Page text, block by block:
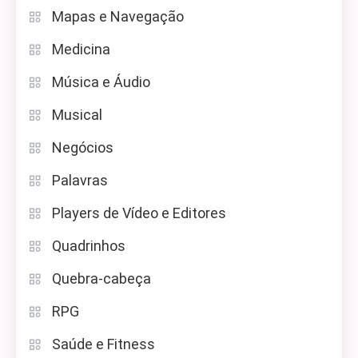
Mapas e Navegação
Medicina
Música e Áudio
Musical
Negócios
Palavras
Players de Vídeo e Editores
Quadrinhos
Quebra-cabeça
RPG
Saúde e Fitness